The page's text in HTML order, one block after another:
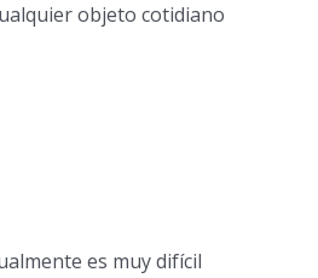
objeto cotidiano
es muy difícil